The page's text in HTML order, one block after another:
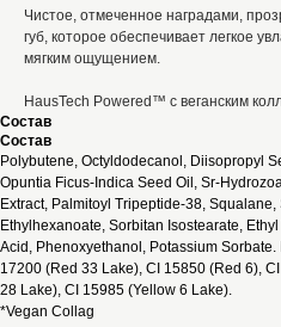
Чистое, отмеченное наградами,
губ, которое обеспечивает легкое
мягким ощущением.
HausTech Powered™ с веганским
Состав
Состав
Polybutene, Octyldodecanol, Diisopropyl
Opuntia Ficus-Indica Seed Oil, Sr-
Extract, Palmitoyl Tripeptide-38,
Ethylhexanoate, Sorbitan Isostearate,
Acid, Phenoxyethanol, Potassium
17200 (Red 33 Lake), CI 15850 (Red 6),
28 Lake), CI 15985 (Yellow 6 Lake).
*Vegan Collag